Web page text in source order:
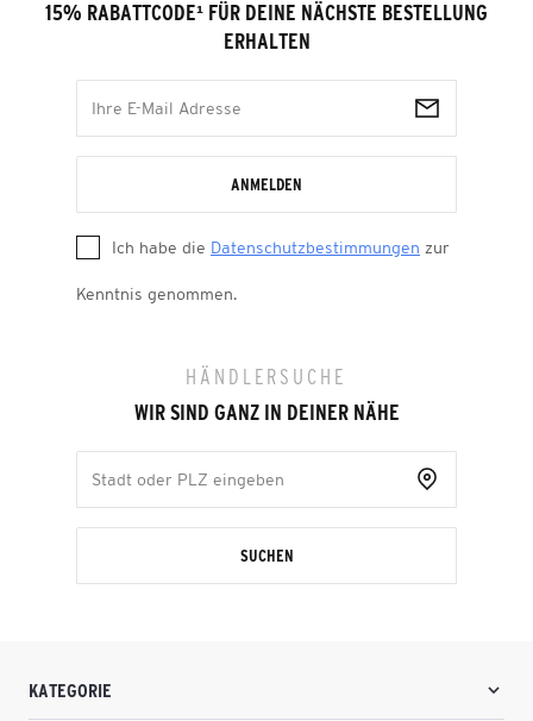
15% RABATTCODE¹ FÜR DEINE NÄCHSTE BESTELLUNG
ERHALTEN
ANMELDEN
Ich habe die Datenschutzbestimmungen zur
Kenntnis genommen.
HÄNDLERSUCHE
WIR SIND GANZ IN DEINER NÄHE
SUCHEN
KATEGORIE